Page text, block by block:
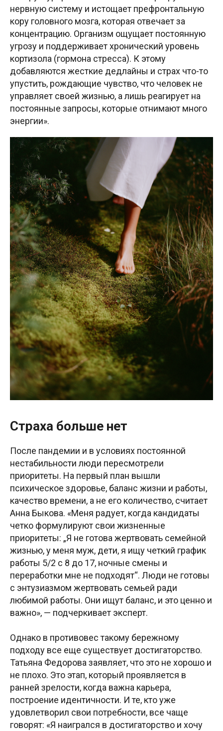
нервную систему и истощает префронтальную
кору головного мозга, которая отвечает за
концентрацию. Организм ощущает постоянную
угрозу и поддерживает хронический уровень
кортизола (гормона стресса). К этому
добавляются жесткие дедлайны и страх что-то
упустить, рождающие чувство, что человек не
управляет своей жизнью, а лишь реагирует на
постоянные запросы, которые отнимают много
энергии».
Страха больше нет
После пандемии и в условиях постоянной
нестабильности люди пересмотрели
приоритеты. На первый план вышли
психическое здоровье, баланс жизни и работы,
качество времени, а не его количество, считает
Анна Быкова. «Меня радует, когда кандидаты
четко формулируют свои жизненные
приоритеты: „‎Я не готова жертвовать семейной
жизнью, у меня муж, дети, я ищу четкий график
работы 5/2 с 8 до 17, ночные смены и
переработки мне не подходят“‎. Люди не готовы
с энтузиазмом жертвовать семьей ради
любимой работы. Они ищут баланс, и это ценно и
важно», — подчеркивает эксперт.
Однако в противовес такому бережному
подходу все еще существует достигаторство.
Татьяна Федорова заявляет, что это не хорошо и
не плохо. Это этап, который проявляется в
ранней зрелости, когда важна карьера,
построение идентичности. И те, кто уже
удовлетворил свои потребности, все чаще
говорят: «Я наигрался в достигаторство и хочу